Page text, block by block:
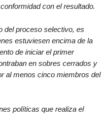
con el resultado.
del proceso selectivo, es
estuviesen encima de la
de iniciar el primer
en sobres cerrados y
al menos cinco miembros del
políticas que realiza el